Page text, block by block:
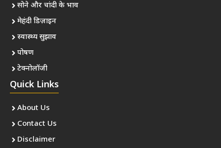
सोने और चांदी के भाव
मेहंदी डिज़ाइन
स्वास्थ्य सुझाव
पोषण
टेक्नोलॉजी
Quick Links
About Us
Contact Us
Disclaimer